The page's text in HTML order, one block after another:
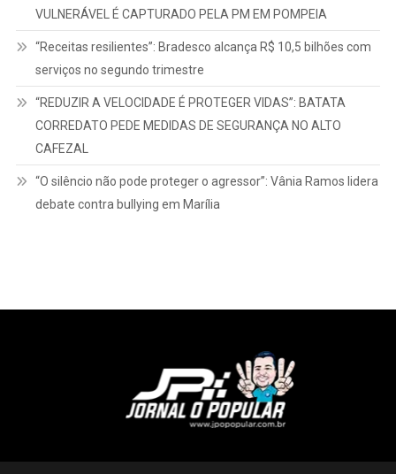
VULNERÁVEL É CAPTURADO PELA PM EM POMPEIA
“Receitas resilientes”: Bradesco alcança R$ 10,5 bilhões com
serviços no segundo trimestre
“REDUZIR A VELOCIDADE É PROTEGER VIDAS”: BATATA
CORREDATO PEDE MEDIDAS DE SEGURANÇA NO ALTO
CAFEZAL
“O silêncio não pode proteger o agressor”: Vânia Ramos lidera
debate contra bullying em Marília